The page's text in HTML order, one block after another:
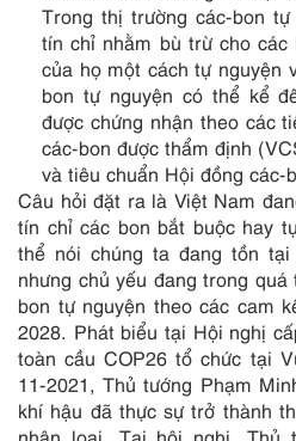
Trong thị trường các-bon
tín chỉ nhằm bù trừ cho
của họ một cách tự nguyện
bon tự nguyện có thể kể
được chứng nhận theo các
các-bon được thẩm định
và tiêu chuẩn Hội đồng các-
Câu hỏi đặt ra là Việt Nam
tín chỉ các bon bắt buộc hay
thể nói chúng ta đang tồn
nhưng chủ yếu đang trong
bon tự nguyện theo các cam
2028. Phát biểu tại Hội nghị
toàn cầu COP26 tổ chức tại
11-2021, Thủ tướng Phạm
khí hậu đã thực sự trở thành